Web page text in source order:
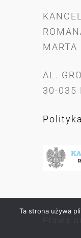
MARTA
AL.
30-035
Prawa
Ta strona używa